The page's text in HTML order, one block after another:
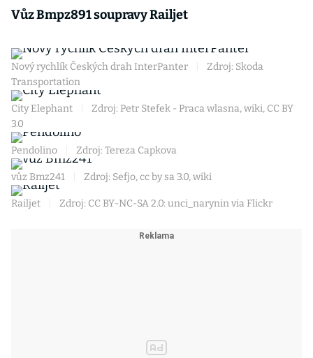
Vůz Bmpz891 soupravy Railjet
Nový rychlík Českých drah InterPanter
Zdroj: Skoda
Transportation
City Elephant
Zdroj: Petr Stefek - Praca wlasna, wiki, CC BY
3.0
Pendolino Zdroj: Tereza Capkova
vůz Bmz241 Zdroj: Sefjo, cc by sa 3.0, wiki
Railjet Zdroj: CC BY-NC-SA 2.0: unci_narynin via Flickr